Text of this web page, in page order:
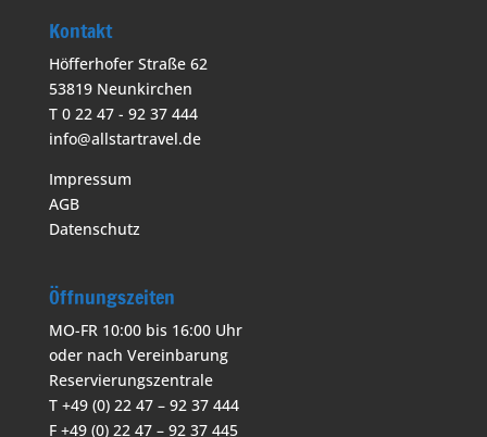
Kontakt
Höfferhofer Straße 62
53819 Neunkirchen
T 0 22 47 - 92 37 444
info@allstartravel.de
Impressum
AGB
Datenschutz
Öffnungszeiten
MO-FR 10:00 bis 16:00 Uhr
oder nach Vereinbarung
Reservierungszentrale
T +49 (0) 22 47 – 92 37 444
F +49 (0) 22 47 – 92 37 445